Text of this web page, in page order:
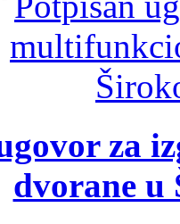
za
dvorane u